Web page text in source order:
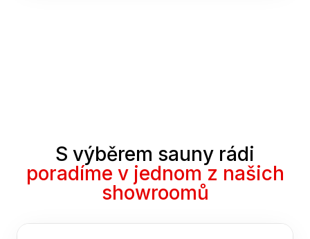
S výběrem sauny rádi
poradíme v jednom z našich
showroomů